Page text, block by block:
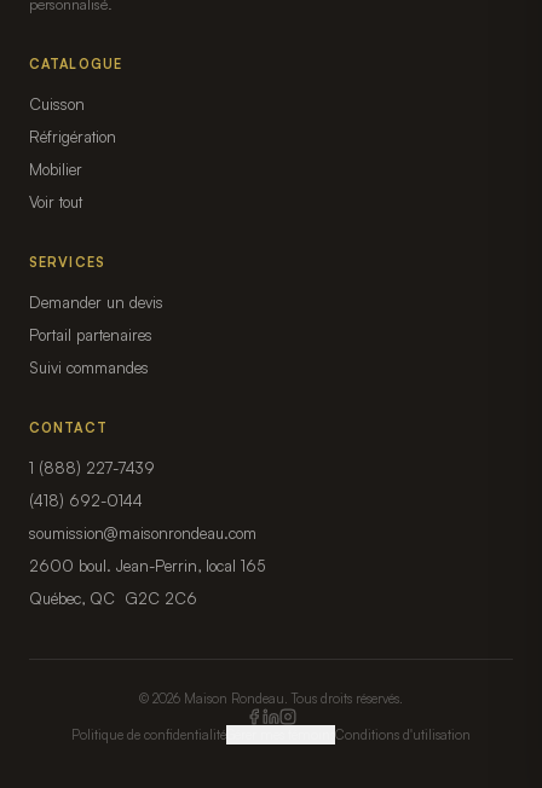
personnalisé.
CATALOGUE
Cuisson
Réfrigération
Mobilier
Voir tout
SERVICES
Demander un devis
Portail partenaires
Suivi commandes
CONTACT
1 (888) 227-7439
(418) 692-0144
soumission@maisonrondeau.com
2600 boul. Jean-Perrin, local 165
Québec, QC G2C 2C6
© 2026 Maison Rondeau. Tous droits réservés.
Politique de confidentialité Conditions d'utilisation